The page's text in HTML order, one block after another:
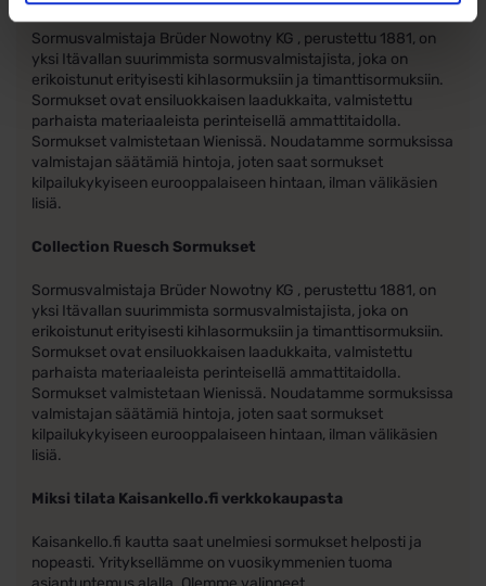
Sormusvalmistaja Brüder Nowotny KG , perustettu 1881, on
yksi Itävallan suurimmista sormusvalmistajista, joka on
erikoistunut erityisesti kihlasormuksiin ja timanttisormuksiin.
Sormukset ovat ensiluokkaisen laadukkaita, valmistettu
parhaista materiaaleista perinteisellä ammattitaidolla.
Sormukset valmistetaan Wienissä. Noudatamme sormuksissa
valmistajan säätämiä hintoja, joten saat sormukset
kilpailukykyiseen eurooppalaiseen hintaan, ilman välikäsien
lisiä.
Collection Ruesch Sormukset
Sormusvalmistaja Brüder Nowotny KG , perustettu 1881, on
yksi Itävallan suurimmista sormusvalmistajista, joka on
erikoistunut erityisesti kihlasormuksiin ja timanttisormuksiin.
Sormukset ovat ensiluokkaisen laadukkaita, valmistettu
parhaista materiaaleista perinteisellä ammattitaidolla.
Sormukset valmistetaan Wienissä. Noudatamme sormuksissa
valmistajan säätämiä hintoja, joten saat sormukset
kilpailukykyiseen eurooppalaiseen hintaan, ilman välikäsien
lisiä.
Miksi tilata Kaisankello.fi verkkokaupasta
Kaisankello.fi kautta saat unelmiesi sormukset helposti ja
nopeasti. Yrityksellämme on vuosikymmenien tuoma